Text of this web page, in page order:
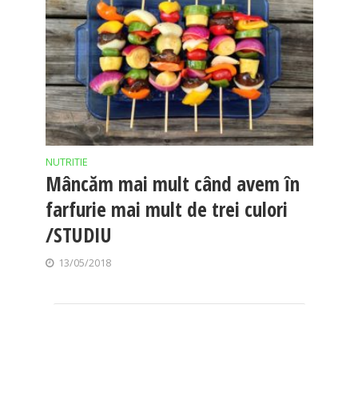
NUTRITIE
Mâncăm mai mult când avem în
farfurie mai mult de trei culori
/STUDIU
13/05/2018